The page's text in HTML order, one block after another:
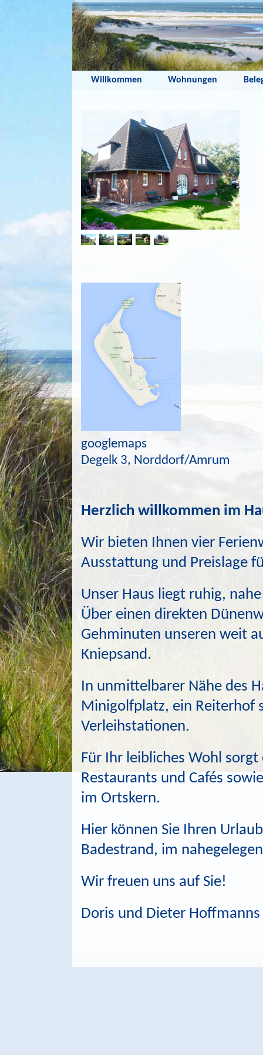
Willkommen Wohnungen
googlemaps
Degelk 3, Norddorf/Amrum
Herzlich willkommen im
Wir bieten Ihnen vier
Ausstattung und Preislage
Unser Haus liegt ruhig,
Über einen direkten
Gehminuten unseren weit
Kniepsand.
In unmittelbarer Nähe des
Minigolfplatz, ein Reiterhof
Verleihstationen.
Für Ihr leibliches Wohl
Restaurants und Cafés
im Ortskern.
Hier können Sie Ihren
Badestrand, im
Wir freuen uns auf Sie!
Doris und Dieter Hoffmanns